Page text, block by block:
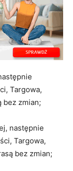
Targowa,
bez zmian;
następnie
Targowa,
bez zmian;